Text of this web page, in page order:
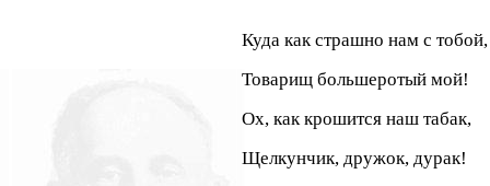
Куда как страшно нам с тобой,
Товарищ большеротый мой!
Ох, как крошится наш табак,
Щелкунчик, дружок, дурак!